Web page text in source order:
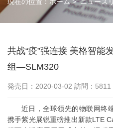
共战“疫”强连接 美格智能
组—SLM320
発売日：2020-03-02 訪問：5811
近日，全球领先的物联网终
携手紫光展锐重磅推出新款LTE